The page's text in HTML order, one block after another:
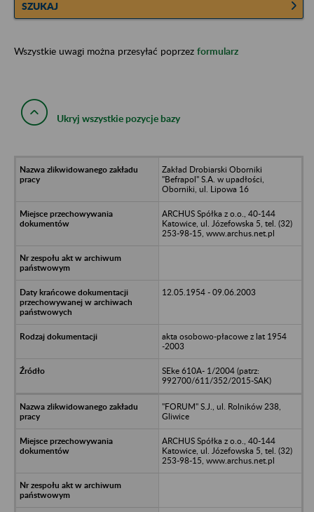
SZUKAJ
Wszystkie uwagi można przesyłać poprzez formularz
Ukryj wszystkie pozycje bazy
Zakład Drobiarski Oborniki
"Befrapol" S.A. w upadłości,
Oborniki, ul. Lipowa 16
ARCHUS Spółka z o.o., 40-144
Katowice, ul. Józefowska 5, tel. (32)
253-98-15, www.archus.net.pl
12.05.1954 - 09.06.2003
akta osobowo-płacowe z lat 1954
-2003
SEke 610A- 1/2004 (patrz:
992700/611/352/2015-SAK)
"FORUM" S.J., ul. Rolników 238,
Gliwice
ARCHUS Spółka z o.o., 40-144
Katowice, ul. Józefowska 5, tel. (32)
253-98-15, www.archus.net.pl